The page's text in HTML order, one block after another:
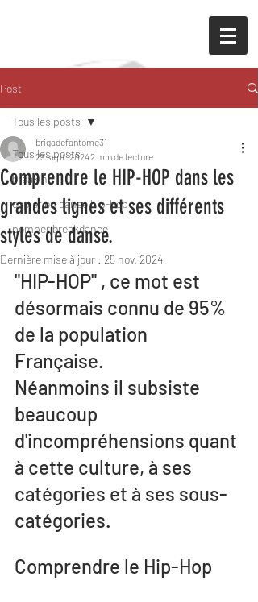
Post
Tous les posts
breaking
copier en danse hip-hop
pomper breakdance
Tous les posts
Comprendre le HIP-HOP dans les
grandes lignes et ses différents
styles de danse.
brigadefantome31
23 sept. 20242 min de lecture
Dernière mise à jour : 25 nov. 2024
"HIP-HOP" , ce mot est
désormais connu de 95%
de la population
Française.
Néanmoins il subsiste
beaucoup
d'incompréhensions quant
à cette culture, à ses
catégories et à ses sous-
catégories.
Comprendre le Hip-Hop